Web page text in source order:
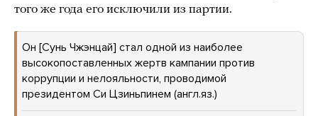
того же года его исключили из партии.
Он [Сунь Чжэнцай] стал одной из наиболее
высокопоставленных жертв кампании против
коррупции и нелояльности, проводимой
президентом Си Цзиньпинем (англ.яз.)